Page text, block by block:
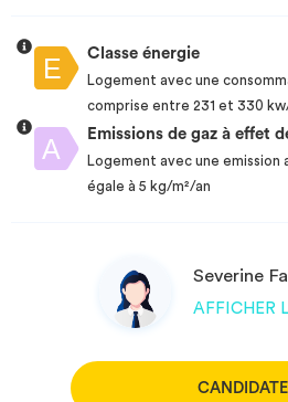
Classe énergie
Logement avec une
comprise entre 231 et 330
Emissions de gaz à effet
Logement avec une emission
égale à 5 kg/m²/an
Severine
AFFICHER